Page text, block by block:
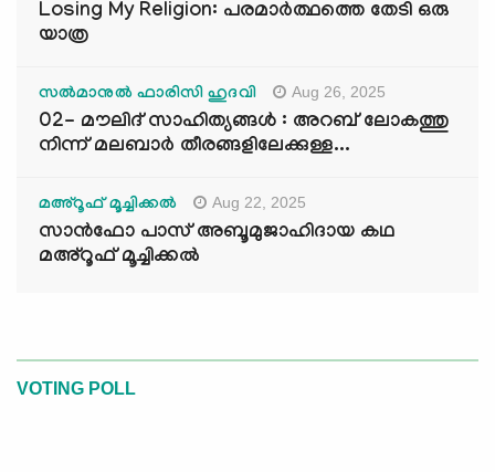
Losing My Religion: പരമാർത്ഥത്തെ തേടി ഒരു
യാത്ര
സൽമാനുൽ ഫാരിസി ഹുദവി Aug 26, 2025
02- മൗലിദ് സാഹിത്യങ്ങൾ : അറബ് ലോകത്തു
നിന്ന് മലബാർ തീരങ്ങളിലേക്കുള്ള...
മഅ്റൂഫ് മൂച്ചിക്കല്‍ Aug 22, 2025
സാൻഫോ പാസ് അബൂമുജാഹിദായ കഥ
മഅ്റൂഫ് മൂച്ചിക്കല്‍
VOTING POLL